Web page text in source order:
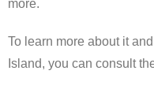
more.
To learn more about it
Island, you can consult